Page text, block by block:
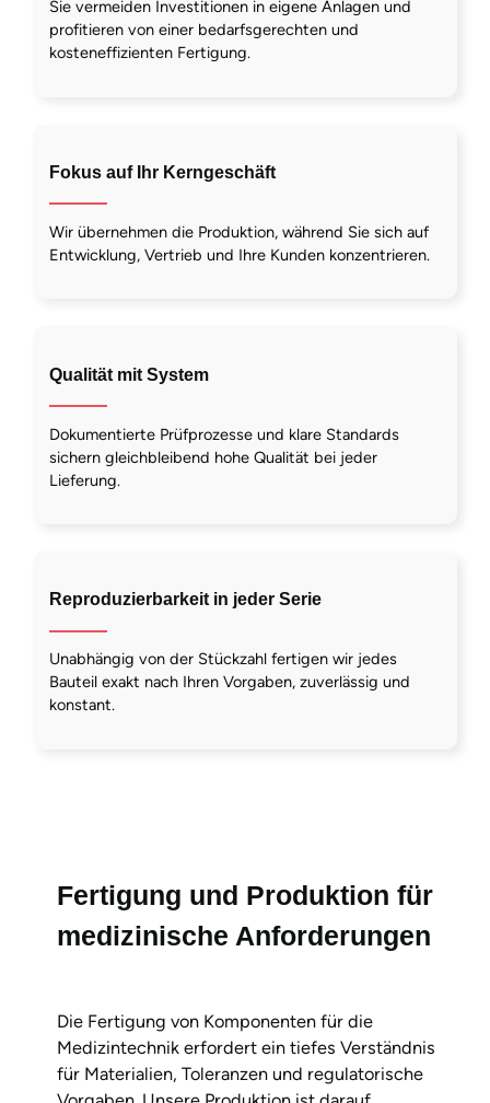
Sie vermeiden Investitionen in eigene Anlagen und
profitieren von einer bedarfsgerechten und
kosteneffizienten Fertigung.
Fokus auf Ihr Kerngeschäft
Wir übernehmen die Produktion, während Sie sich auf
Entwicklung, Vertrieb und Ihre Kunden konzentrieren.
Qualität mit System
Dokumentierte Prüfprozesse und klare Standards
sichern gleichbleibend hohe Qualität bei jeder
Lieferung.
Reproduzierbarkeit in jeder Serie
Unabhängig von der Stückzahl fertigen wir jedes
Bauteil exakt nach Ihren Vorgaben, zuverlässig und
konstant.
Fertigung und Produktion für
medizinische Anforderungen
Die Fertigung von Komponenten für die
Medizintechnik erfordert ein tiefes Verständnis
für Materialien, Toleranzen und regulatorische